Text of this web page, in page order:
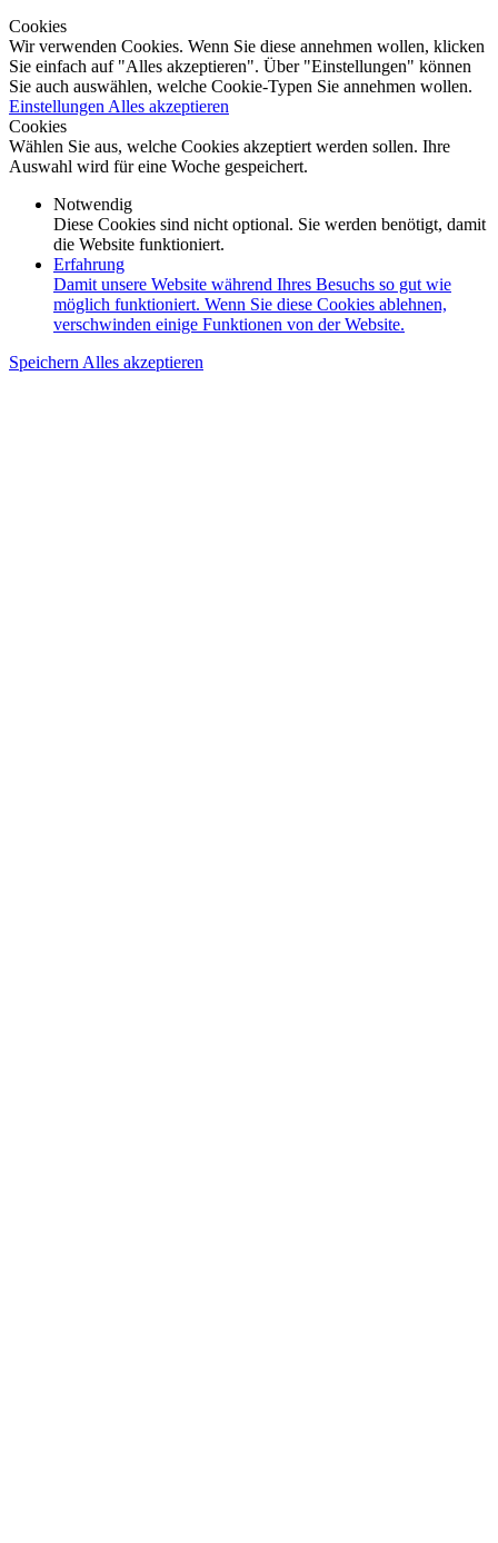
Cookies
Wir verwenden Cookies. Wenn Sie diese annehmen wollen, klicken
Sie einfach auf "Alles akzeptieren". Über "Einstellungen" können
Sie auch auswählen, welche Cookie-Typen Sie annehmen wollen.
Einstellungen Alles akzeptieren
Cookies
Wählen Sie aus, welche Cookies akzeptiert werden sollen. Ihre
Auswahl wird für eine Woche gespeichert.
Notwendig
Diese Cookies sind nicht optional. Sie werden benötigt, damit
die Website funktioniert.
Erfahrung
Damit unsere Website während Ihres Besuchs so gut wie
möglich funktioniert. Wenn Sie diese Cookies ablehnen,
verschwinden einige Funktionen von der Website.
Speichern Alles akzeptieren